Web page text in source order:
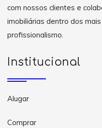
com nossos clientes e
imobiliárias dentro dos
profissionalismo.
Institucional
Alugar
Comprar